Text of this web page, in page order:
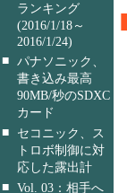
ランキング
(2016/1/18～
2016/1/24)
■ パナソニック、
書き込み最高
90MB/秒のSDXC
カード
■
セコニック、ス
トロボ制御に対
応した露出計
■ Vol. 03：相手へ